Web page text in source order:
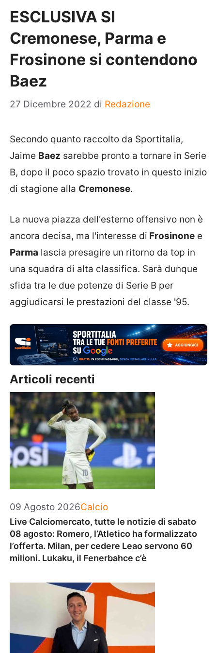
ESCLUSIVA SI
Cremonese, Parma e
Frosinone si contendono
Baez
27 Dicembre 2022 di Redazione
Secondo quanto raccolto da Sportitalia,
Jaime Baez sarebbe pronto a tornare in Serie
B, dopo il poco spazio trovato in questo inizio
di stagione alla Cremonese.
La nuova piazza dell'esterno offensivo non è
ancora decisa, ma l'interesse di Frosinone e
Parma lascia presagire un ritorno da top in
una squadra di alta classifica. Sarà dunque
sfida tra le due potenze di Serie B per
aggiudicarsi le prestazioni del classe '95.
Articoli recenti
09 Agosto 2026Categorie
Calcio
Live Calciomercato, tutte le notizie di sabato
08 agosto: Romero, l’Atletico ha formalizzato
l’offerta. Milan, per cedere Leao servono 60
milioni. Lukaku, il Fenerbahce c’è